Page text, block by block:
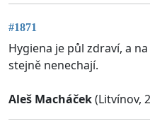
#1871
Hygiena je půl zdraví, a
stejně nenechají.
Aleš Macháček(Litvínov,